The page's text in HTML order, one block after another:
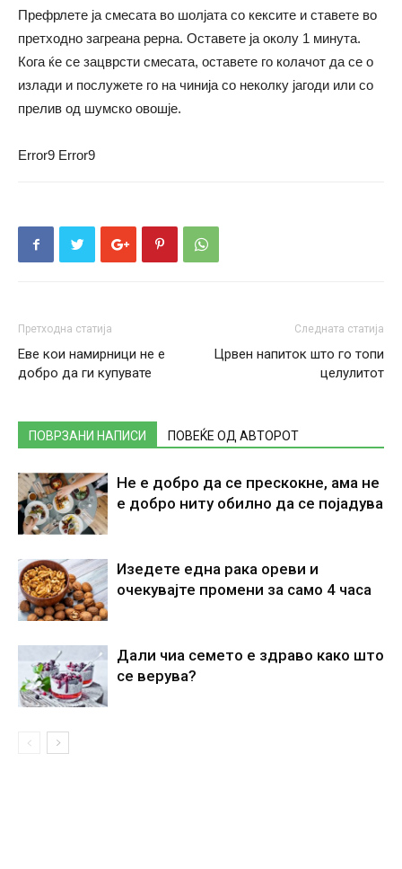
Префрлете ја смесата во шолјата со кексите и ставете во
претходно загреана рерна. Оставете ја околу 1 минута.
Кога ќе се зацврсти смесата, оставете го колачот да се о
излади и послужете го на чинија со неколку јагоди или со
прелив од шумско овошје.
Error9 Error9
Претходна статија
Еве кои намирници не е
добро да ги купувате
Следната статија
Црвен напиток што го топи
целулитот
ПОВРЗАНИ НАПИСИ ПОВЕЌЕ ОД АВТОРОТ
Не е добро да се прескокне, ама не
е добро ниту обилно да се појадува
Изедете една рака ореви и
очекувајте промени за само 4 часа
Дали чиа семето е здраво како што
се верува?